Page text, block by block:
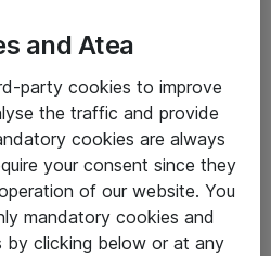
and Atea
party cookies to improve
the traffic and provide
cookies are always
your consent since they
of our website. You
mandatory cookies and
by clicking below or at any